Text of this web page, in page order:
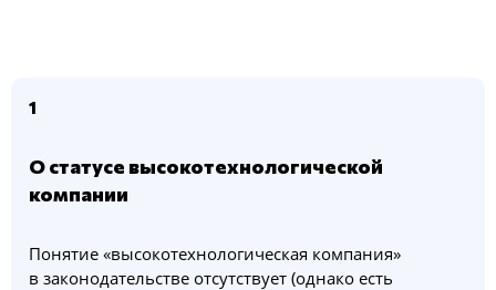
1
О статусе высокотехнологической
компании
Понятие «высокотехнологическая компания»
в законодательстве отсутствует (однако есть